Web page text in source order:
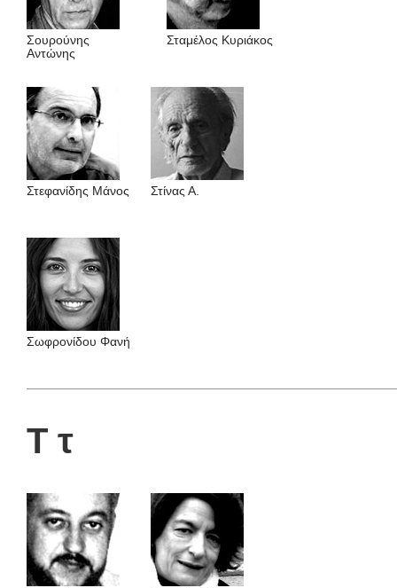
Σουρούνης
Αντώνης
Σταμέλος Κυριάκος
Στεφανίδης Mάνος Στίνας Α.
Σωφρονίδου Φανή
Τ τ